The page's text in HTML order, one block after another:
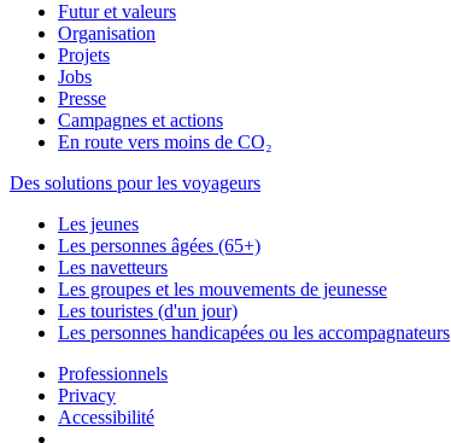
Futur et valeurs
Organisation
Projets
Jobs
Presse
Campagnes et actions
En route vers moins de CO₂
Des solutions pour les voyageurs
Les jeunes
Les personnes âgées (65+)
Les navetteurs
Les groupes et les mouvements de jeunesse
Les touristes (d'un jour)
Les personnes handicapées ou les accompagnateurs
Professionnels
Privacy
Accessibilité